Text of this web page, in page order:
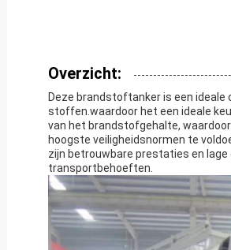
Overzicht:
Deze brandstoftanker is een ideale
stoffen.waardoor het een ideale
van het brandstofgehalte,
hoogste veiligheidsnormen te
zijn betrouwbare prestaties en
transportbehoeften.